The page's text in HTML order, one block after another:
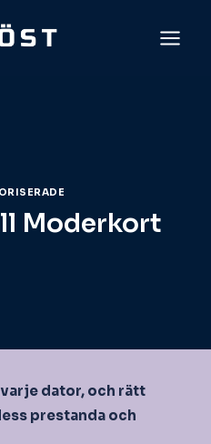
Moderkort
dator, och rätt
prestanda och